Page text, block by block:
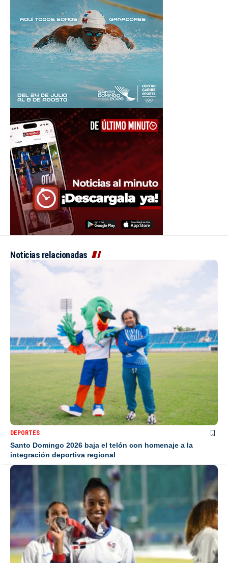
Noticias relacionadas
DEPORTES
Santo Domingo 2026 baja el telón con homenaje a la
integración deportiva regional